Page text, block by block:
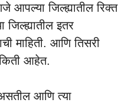
आपल्या जिल्ह्यातील रिक्त
जिल्ह्यातील इतर
माहिती. आणि तिसरी
आहेत.
आणि त्या